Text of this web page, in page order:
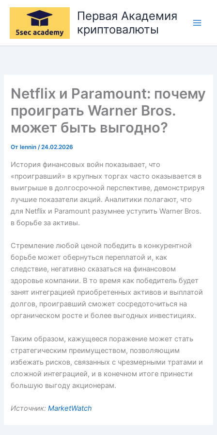
Перейти
содержимому
Первая Академия
криптовалюты
Netflix и Paramount: почему
проиграть Warner Bros.
может быть выгодно?
От lennin/24.02.2026
История финансовых войн показывает, что
«проигравший» в крупных торгах часто оказывается в
выигрыше в долгосрочной перспективе, демонстрируя
лучшие показатели акций. Аналитики полагают, что
для Netflix и Paramount разумнее уступить Warner Bros.
в борьбе за активы.
Стремление любой ценой победить в конкурентной
борьбе может обернуться переплатой и, как
следствие, негативно сказаться на финансовом
здоровье компании. В то время как победитель будет
занят интеграцией приобретенных активов и выплатой
долгов, проигравший сможет сосредоточиться на
органическом росте и более выгодных инвестициях.
Таким образом, кажущееся поражение может стать
стратегическим преимуществом, позволяющим
избежать рисков, связанных с чрезмерными тратами и
сложной интеграцией, и в конечном итоге принести
большую выгоду акционерам.
Источник:MarketWatch